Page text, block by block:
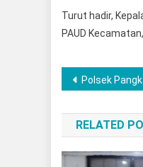
Turut hadir,
PAUD
Post
Polsek Pangkalan Susu Polres Langkat Hadirkan Rasa Aman Lewat
RELATED